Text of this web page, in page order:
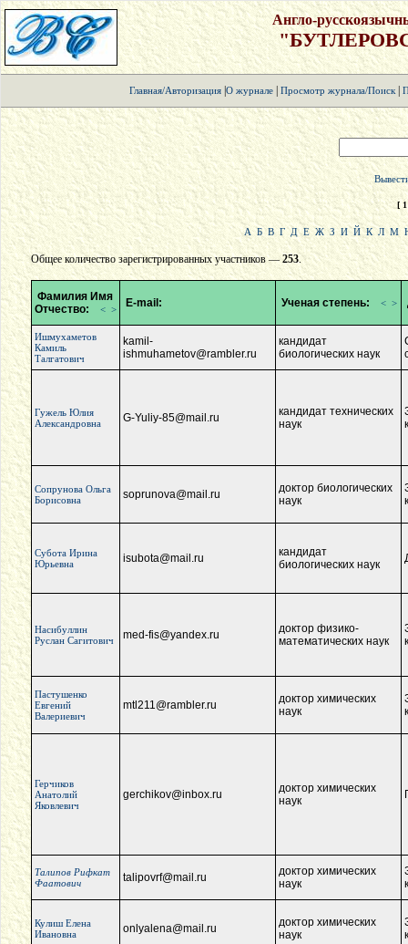
Англо-
Главная/Авторизация| О журнале| Просмотр журнала/Поиск|
[
А Б В Г Д Е Ж З И Й К Л М
Общее количество зарегистрированных участников — 253.
Фамилия Имя
Отчество:
< > E-mail: Ученая степень: < >
Ишмухаметов
Камиль
Талгатович
kamil-
ishmuhametov@rambler.ru
кандидат
биологических наук
Гужель Юлия
Александровна
G-Yuliy-85@mail.ru
кандидат технических
наук
Сопрунова Ольга
Борисовна
soprunova@mail.ru
доктор биологических
наук
Субота Ирина
Юрьевна
isubota@mail.ru
кандидат
биологических наук
Насибуллин
Руслан Сагитович
med-fis@yandex.ru
доктор физико-
математических наук
Пастушенко
Евгений
Валериевич
mtl211@rambler.ru
доктор химических
наук
Герчиков
Анатолий
Яковлевич
gerchikov@inbox.ru
доктор химических
наук
Талипов Рифкат
Фаатович
talipovrf@mail.ru
доктор химических
наук
Кулиш Елена
Ивановна
onlyalena@mail.ru
доктор химических
наук